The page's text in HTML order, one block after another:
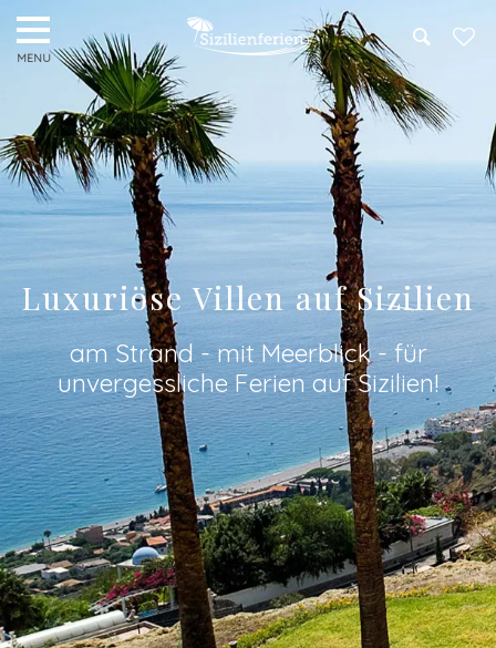
Luxuriöse Villen auf Sizilien
am Strand - mit Meerblick - für
unvergessliche Ferien auf Sizilien!
Search